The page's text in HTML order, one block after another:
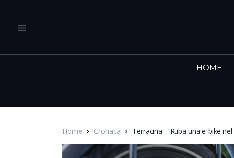
HOME
Home Cronaca Terracina – Ruba una e-bike